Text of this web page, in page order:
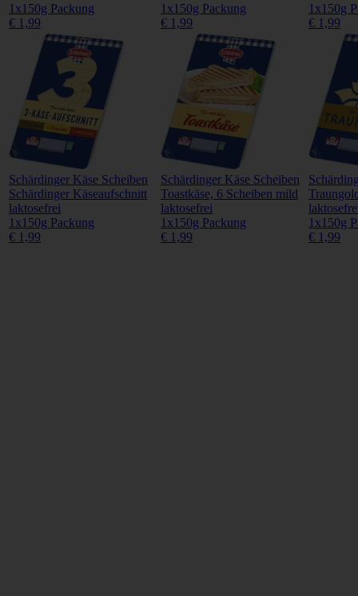
1x150g Packung
€ 1,99
1x150g Packung
€ 1,99
1x150g
€ 1,99
Schärdinger Käse Scheiben
Schärdinger Käseaufschnitt
laktosefrei
1x150g Packung
€ 1,99
Schärdinger Käse Scheiben
Toastkäse, 6 Scheiben mild
laktosefrei
1x150g Packung
€ 1,99
1x150g
€ 1,99